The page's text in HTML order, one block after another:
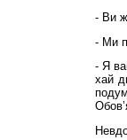
- Ви
- Ми
- Я
хай